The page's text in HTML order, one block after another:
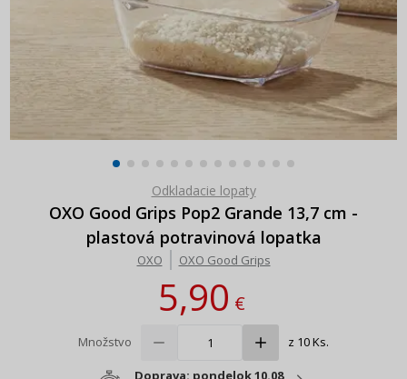
Odkladacie lopaty
OXO Good Grips Pop2 Grande 13,7 cm -
plastová potravinová lopatka
OXO OXO Good Grips
5,90€
Množstvo z 10 Ks.
Doprava: pondelok 10.08